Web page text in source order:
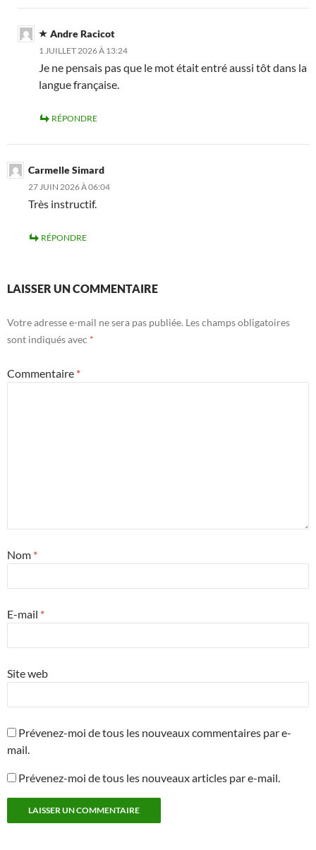
Andre Racicot
1 JUILLET 2026 À 13:24
Je ne pensais pas que le mot était entré aussi tôt dans la
langue française.
RÉPONDRE
Carmelle Simard
27 JUIN 2026 À 06:04
Très instructif.
RÉPONDRE
LAISSER UN COMMENTAIRE
Votre adresse e-mail ne sera pas publiée. Les champs obligatoires
sont indiqués avec *
Commentaire *
Nom *
E-mail *
Site web
Prévenez-moi de tous les nouveaux commentaires par e-
mail.
Prévenez-moi de tous les nouveaux articles par e-mail.